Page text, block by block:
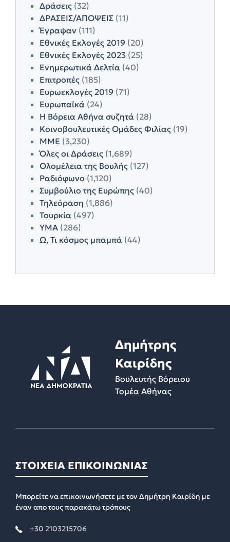
Δράσεις (32)
ΔΡΑΣΕΙΣ/ΑΠΟΨΕΙΣ (11)
Έγραψαν (111)
Εθνικές Εκλογές 2019 (20)
Εθνικές Εκλογές 2023 (25)
Ενημερωτικά Δελτία (40)
Επιτροπές (185)
Ευρωεκλογές 2019 (71)
Ευρωπαϊκά (24)
Η Βόρεια Αθήνα συζητά (28)
Κοινοβουλευτικές Ομάδες Φιλίας (19)
ΜΜΕ (3,230)
Όλες οι Δράσεις (1,689)
Ολομέλεια της Βουλής (127)
Ραδιόφωνο (1,120)
Συμβούλιο της Ευρώπης (40)
Τηλεόραση (1,886)
Τουρκία (497)
ΥΜΑ (286)
Ω, Τι κόσμος μπαμπά (44)
Δημήτρης
Καιρίδης
Βουλευτής Βόρειου
Τομέα Αθήνας
ΣΤΟΙΧΕΙΑ ΕΠΙΚΟΙΝΩΝΙΑΣ
Μπορείτε να επικοινωνήσετε με τον Δημήτρη Καιρίδη με
έναν απο τους παρακάτω τρόπους
+30 2103215706